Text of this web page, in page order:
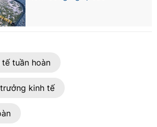
tuần hoàn
kinh tế